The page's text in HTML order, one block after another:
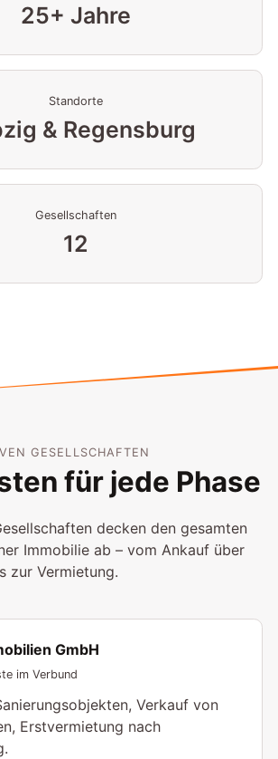
25+ Jahre
Standorte
& Regensburg
Gesellschaften
12
GESELLSCHAFTEN
für jede Phase
decken den gesamten
Immobilie ab – vom Ankauf über
zur Vermietung.
GmbH
im Verbund
Verkauf von
Erstvermietung nach